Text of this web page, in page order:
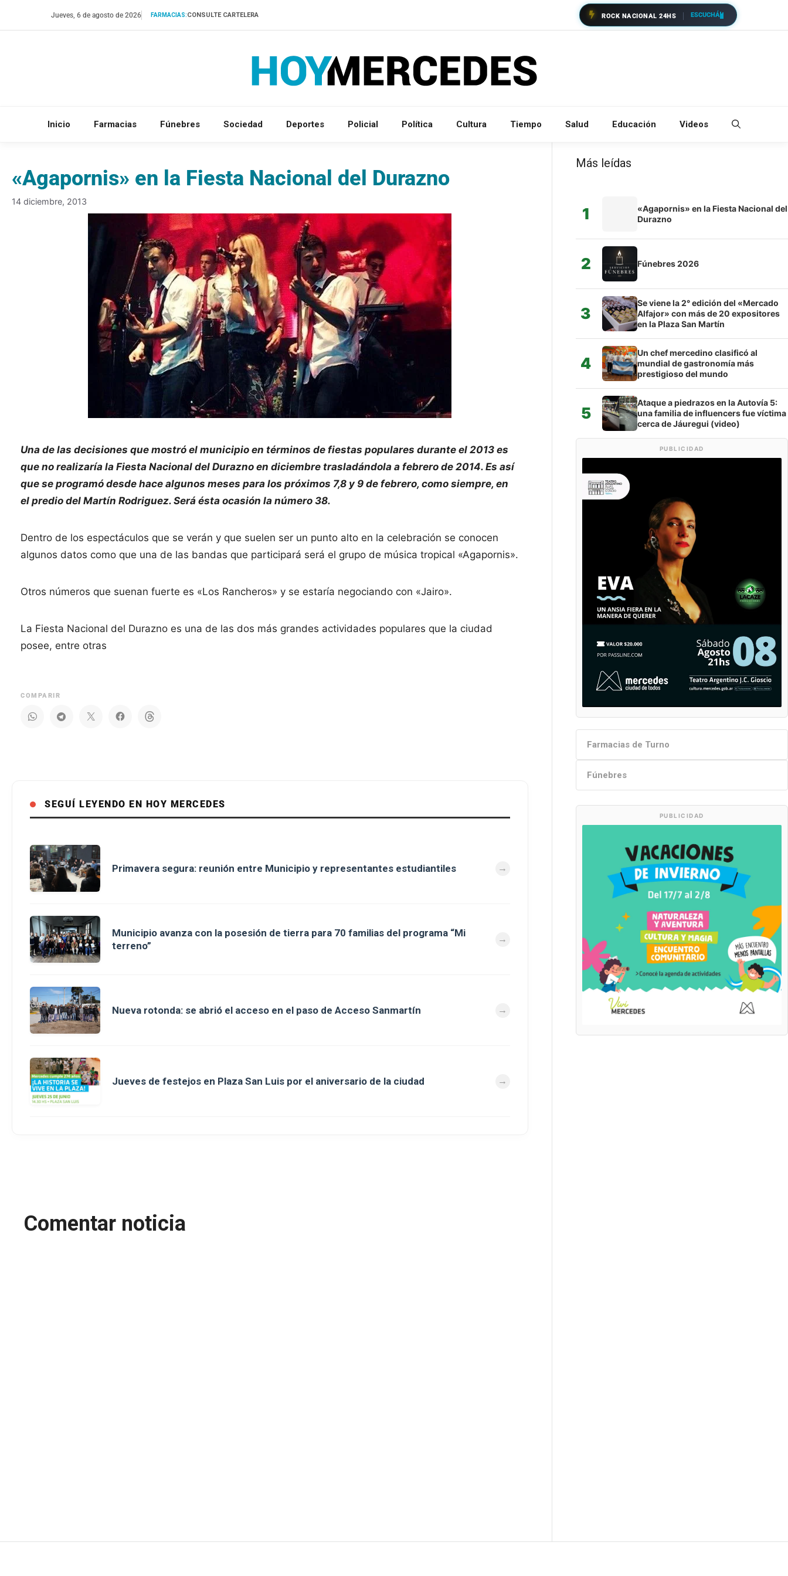
Jueves, 6 de agosto de 2026 FARMACIAS:CONSULTE CARTELERA ROCK NACIONAL 24HS ESCUCHÁ
Inicio Farmacias Fúnebres Sociedad Deportes Policial Política Cultura Tiempo Salud Educación Videos
«Agapornis» en la Fiesta Nacional del Durazno
14 diciembre, 2013
Una de las decisiones que mostró el municipio en términos de fiestas populares durante el 2013 es
que no realizaría la Fiesta Nacional del Durazno en diciembre trasladándola a febrero de 2014. Es así
que se programó desde hace algunos meses para los próximos 7,8 y 9 de febrero, como siempre, en
el predio del Martín Rodriguez. Será ésta ocasión la número 38.
Dentro de los espectáculos que se verán y que suelen ser un punto alto en la celebración se conocen
algunos datos como que una de las bandas que participará será el grupo de música tropical «Agapornis».
Otros números que suenan fuerte es «Los Rancheros» y se estaría negociando con «Jairo».
La Fiesta Nacional del Durazno es una de las dos más grandes actividades populares que la ciudad
posee, entre otras
COMPARIR
SEGUÍ LEYENDO EN HOY MERCEDES
Primavera segura: reunión entre Municipio y representantes estudiantiles
Municipio avanza con la posesión de tierra para 70 familias del programa “Mi
terreno”
Nueva rotonda: se abrió el acceso en el paso de Acceso Sanmartín
Jueves de festejos en Plaza San Luis por el aniversario de la ciudad
Comentar noticia
Más leídas
1
«Agapornis» en la Fiesta Nacional del
Durazno
2 Fúnebres 2026
3
Se viene la 2° edición del «Mercado
Alfajor» con más de 20 expositores
en la Plaza San Martín
4
Un chef mercedino clasificó al
mundial de gastronomía más
prestigioso del mundo
5
Ataque a piedrazos en la Autovía 5:
una familia de influencers fue víctima
cerca de Jáuregui (video)
PUBLICIDAD
Farmacias de Turno
Fúnebres
PUBLICIDAD